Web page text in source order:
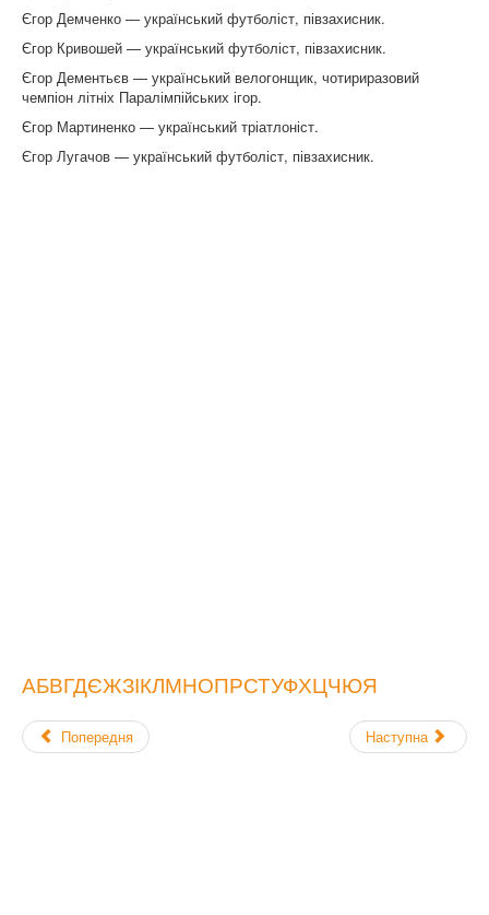
Єгор Демченко — український футболіст, півзахисник.
Єгор Кривошей — український футболіст, півзахисник.
Єгор Дементьєв — український велогонщик, чотириразовий
чемпіон літніх Паралімпійських ігор.
Єгор Мартиненко — український тріатлоніст.
Єгор Лугачов — український футболіст, півзахисник.
АБВГДЄЖЗІКЛМНОПРСТУФХЦЧЮЯ
Попередня Наступна